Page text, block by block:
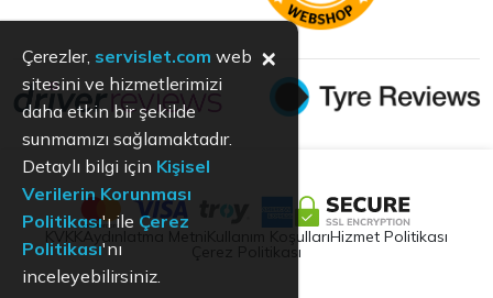
Aydınlatma Metni Kullanım KoşullarıHizmet Politikası
Çerez Politikası
Çerezler, servislet.com web
sitesini ve hizmetlerimizi
daha etkin bir şekilde
sunmamızı sağlamaktadır.
Detaylı bilgi için Kişisel
Verilerin Korunması
Politikası'ı ile Çerez
Politikası'nı
inceleyebilirsiniz.
×